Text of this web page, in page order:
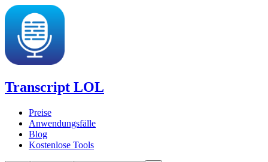
Transcript LOL
Preise
Anwendungsfälle
Blog
Kostenlose Tools